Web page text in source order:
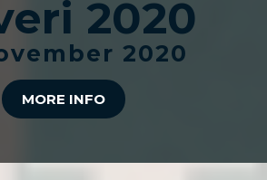
2020
2020
MORE INFO